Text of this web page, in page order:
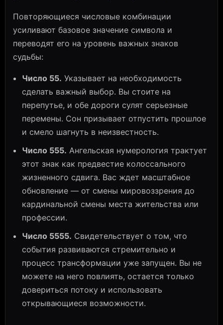
Повторяющиеся числовые комбинации
усиливают базовое значение символа и
переводят его на уровень важных знаков
судьбы:
Число 55. Указывает на необходимость
сделать важный выбор. Вы стоите на
перепутье, и обе дороги сулят серьезные
перемены. Сон призывает отпустить прошлое
и смело шагнуть в неизвестность.
Число 555. Ангельская нумерология трактует
этот знак как предвестие колоссального
жизненного сдвига. Вас ждет масштабное
обновление — от смены мировоззрения до
кардинальной смены места жительства или
профессии.
Число 5555. Свидетельствует о том, что
события развиваются стремительно и
процесс трансформации уже запущен. Вы не
можете на него повлиять, остается только
довериться потоку и использовать
открывающиеся возможности.